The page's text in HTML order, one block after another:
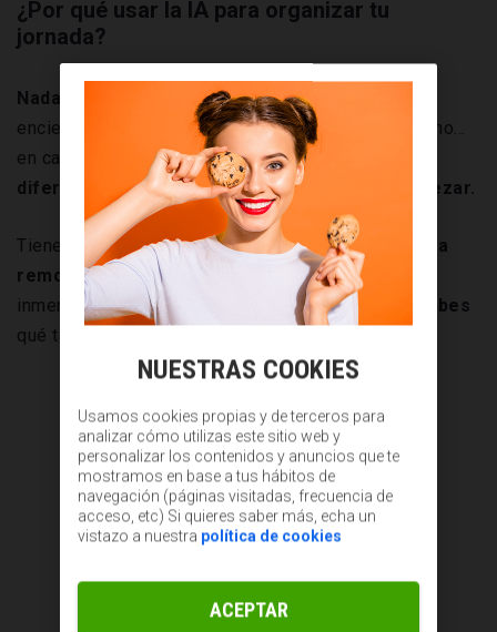
¿Por qué usar la IA para organizar tu
jornada?
Nada más llegar a la oficinaabres la agenda,
enciendes el ordenador, echas un vistazo al teléfono…
en cada uno de los dispositivostenemos tareas
diferentes
y nunca sabespor cuál de ellas empezar.
Tienes a varioscompañeros trabajando de forma
remota
y los que están de forma presencial están
inmersos en sus propios proyectos, por ello
no sabes
qué tareas son las que
NUESTRAS COOKIES
Usamos cookies propias y de terceros para
analizar cómo utilizas este sitio web y
personalizar los contenidos y anuncios que te
mostramos en base a tus hábitos de
navegación (páginas visitadas, frecuencia de
acceso, etc) Si quieres saber más, echa un
vistazo a nuestra política de cookies
ACEPTAR